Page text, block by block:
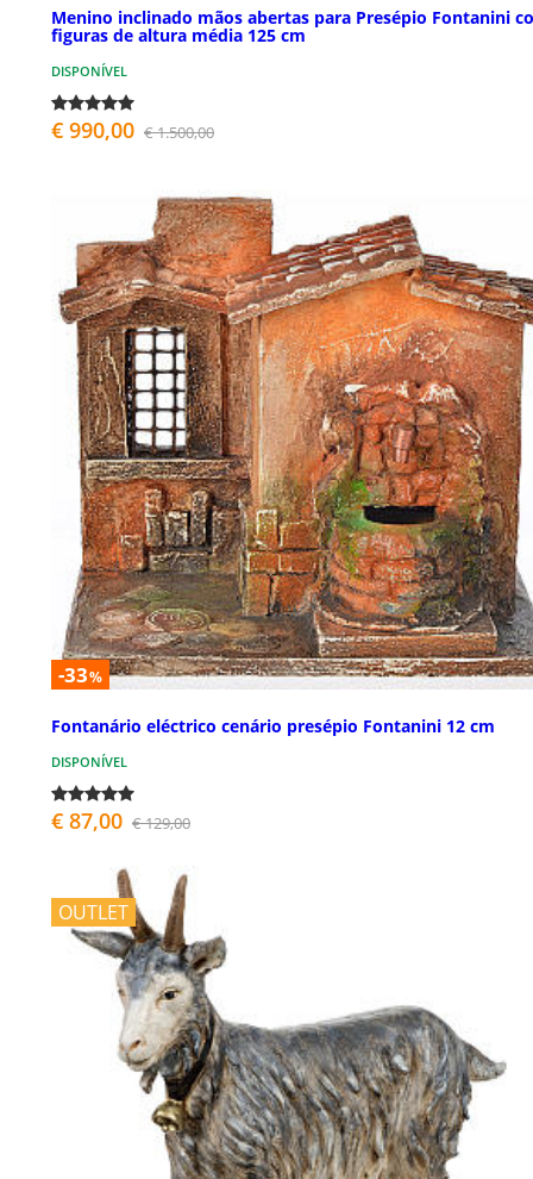
Menino inclinado mãos abertas para Presépio Fontanini
figuras de altura média 125 cm
DISPONÍVEL
€ 990,00 € 1.500,00
-33%
Fontanário eléctrico cenário presépio Fontanini 12 cm
DISPONÍVEL
€ 87,00 € 129,00
OUTLET